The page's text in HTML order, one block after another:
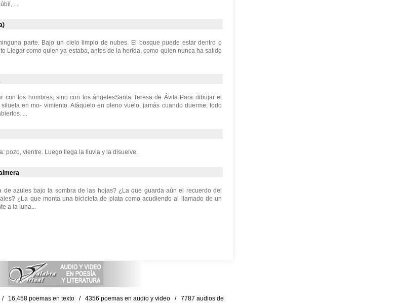
...
parte. Bajo un cielo limpio de nubes. El bosque puede estar dentro o
Llegar como quien ya estaba, antes de la herida, como quien nunca ha salido
con los hombres, sino con los ángelesSanta Teresa de Ávila Para dibujar el
en mo- vimiento. Atáquelo en pleno vuelo, jamás cuando duerme; todo
...
pozo, vientre. Luego llega la lluvia y la disuelve.
de azules bajo la sombra de las hojas? ¿La que guarda aún el recuerdo del
¿La que monta una bicicleta de plata como acudiendo al llamado de un
a la luna...
16,458 poemas en texto / 4356 poemas en audio y video / 7787 audios de